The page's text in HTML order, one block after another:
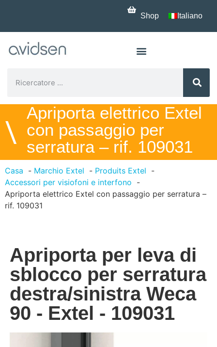
Shop Italiano
\
Apriporta elettrico Extel
con passaggio per
serratura – rif. 109031
Casa Marchio Extel
Produits Extel
Accessori per visiofoni e interfono
Apriporta elettrico Extel con passaggio per serratura –
rif. 109031
Apriporta per leva di
sblocco per serratura
destra/sinistra Weca
90 - Extel - 109031